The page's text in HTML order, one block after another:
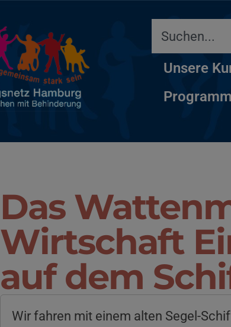
Unsere
Das
Wirtschaft
auf dem
Wir fahren mit einem alten Segel-